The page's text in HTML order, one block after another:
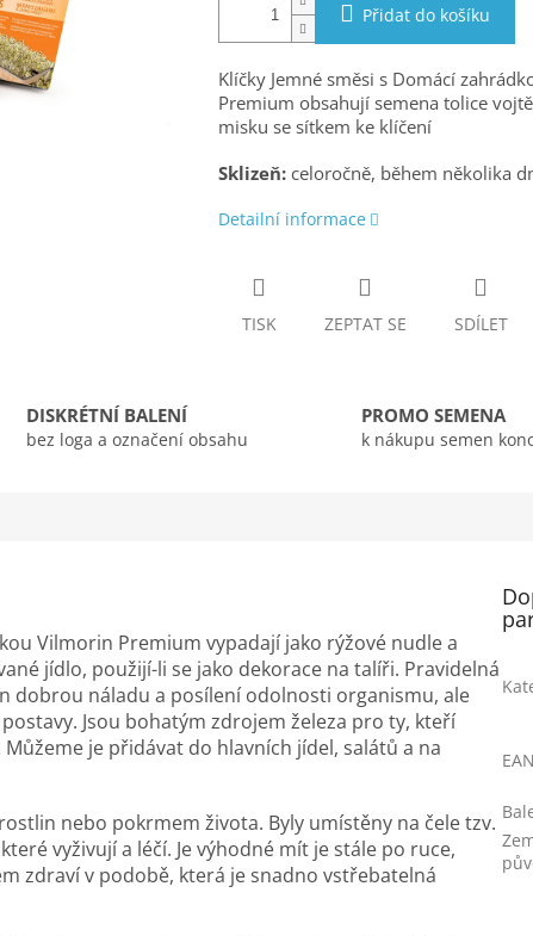
Přidat do košíku
Klíčky Jemné směsi s Domácí
Premium obsahují semena tolice
misku se sítkem ke klíčení
Sklizeň:celoročně, během několika
Detailní informace
TISK ZEPTAT SE SDÍLET
DISKRÉTNÍ BALENÍ
bez loga a označení obsahu
PROMO SEMENA
k nákupu semen
Vilmorin Premium vypadají jako rýžové nudle a
jídlo, použijí-li se jako dekorace na talíři. Pravidelná
dobrou náladu a posílení odolnosti organismu, ale
Jsou bohatým zdrojem železa pro ty, kteří
je přidávat do hlavních jídel, salátů a na
nebo pokrmem života. Byly umístěny na čele tzv.
vyživují a léčí. Je výhodné mít je stále po ruce,
zdraví v podobě, která je snadno vstřebatelná
EAN